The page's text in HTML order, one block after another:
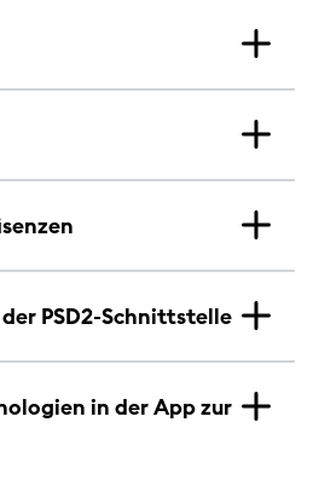
PSD2-Schnittstelle
in der App zur